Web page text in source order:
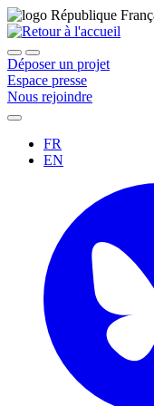
Déposer un projet
Espace presse
Nous rejoindre
FR
EN